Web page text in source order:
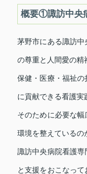
概要①諏訪中央
茅野市にある諏訪
の尊重と人間愛の精
保健・医療・福祉
に貢献できる看護実
そのために必要な幅
環境を整えているの
諏訪中央病院看護
と支援をおこなっ